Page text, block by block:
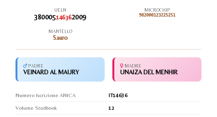
UELN
380005146362009
MICROCHIP
982000123225251
MANTELLO
Sauro
PADRE
VEINARD AL MAURY
MADRE
UNAIZA DEL MENHIR
Numero Iscrizione ANICA
IT14636
Volume Studbook
12